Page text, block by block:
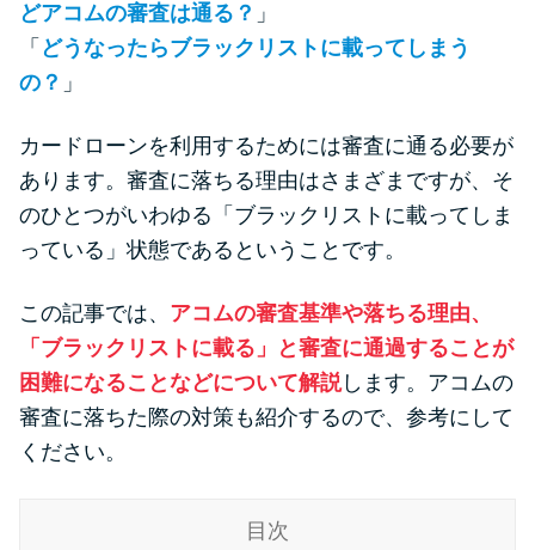
バレずに借りたい方向け
便利なコンテンツ
カードローン診断
カードローンQ&A
特集ページ
どアコムの審査は通る？ 」
「 どうなったらブラックリストに載ってしまう
の？ 」
カードローンを利用するためには審査に通る必要が
あります。審査に落ちる理由はさまざまですが、そ
のひとつがいわゆる「ブラックリストに載ってしま
っている」状態であるということです。
この記事では、 アコムの審査基準や落ちる理由、
「ブラックリストに載る」と審査に通過することが
困難になることなどについて解説します。アコムの
審査に落ちた際の対策も紹介するので、参考にして
ください。
目次